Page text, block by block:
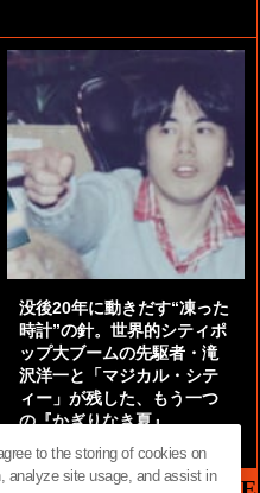
没後20年に動きだす“凍った
時計”の針。世界的シティポ
ップ大ブームの先駆者・滝
沢洋一と「マジカル・シテ
ィー」が残した、もう一つ
の『かぎりなき夏』
to the storing of cookies on
analyze site usage, and assist in